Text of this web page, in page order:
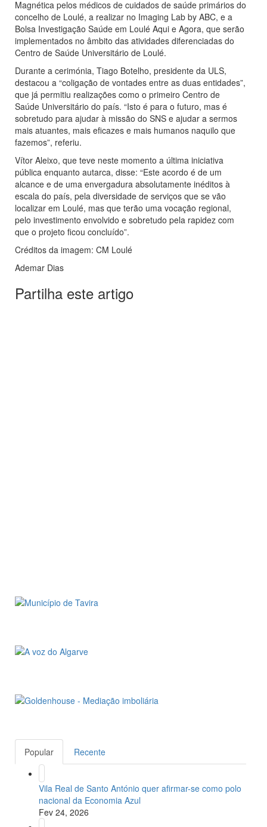
Magnética pelos médicos de cuidados de saúde primários do
concelho de Loulé, a realizar no Imaging Lab by ABC, e a
Bolsa Investigação Saúde em Loulé Aqui e Agora, que serão
implementados no âmbito das atividades diferenciadas do
Centro de Saúde Universitário de Loulé.
Durante a cerimónia, Tiago Botelho, presidente da ULS,
destacou a “coligação de vontades entre as duas entidades”,
que já permitiu realizações como o primeiro Centro de
Saúde Universitário do país. “Isto é para o futuro, mas é
sobretudo para ajudar à missão do SNS e ajudar a sermos
mais atuantes, mais eficazes e mais humanos naquilo que
fazemos”, referiu.
Vítor Aleixo, que teve neste momento a última iniciativa
pública enquanto autarca, disse: “Este acordo é de um
alcance e de uma envergadura absolutamente inéditos à
escala do país, pela diversidade de serviços que se vão
localizar em Loulé, mas que terão uma vocação regional,
pelo investimento envolvido e sobretudo pela rapidez com
que o projeto ficou concluído”.
Créditos da imagem: CM Loulé
Ademar Dias
Partilha este artigo
Popular Recente
Vila Real de Santo António quer afirmar-se como polo
nacional da Economia Azul
Fev 24, 2026